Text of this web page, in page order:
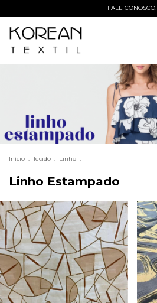
FALE CONOSCO!
Início . Tecido . Linho .
Linho Estampado